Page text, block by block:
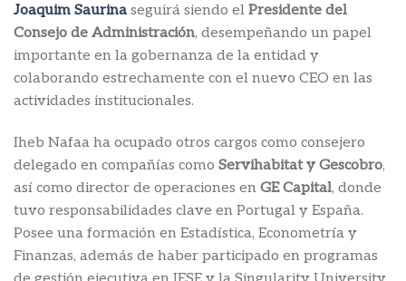
Joaquim Saurina seguirá siendo el Presidente del
Consejo de Administración, desempeñando un papel
importante en la gobernanza de la entidad y
colaborando estrechamente con el nuevo CEO en las
actividades institucionales.
Iheb Nafaa ha ocupado otros cargos como consejero
delegado en compañías como Servihabitat y Gescobro,
así como director de operaciones en GE Capital, donde
tuvo responsabilidades clave en Portugal y España.
Posee una formación en Estadística, Econometría y
Finanzas, además de haber participado en programas